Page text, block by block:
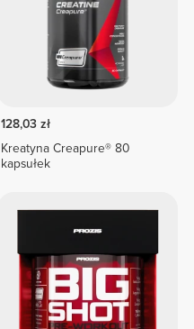
128,03 zł
Kreatyna Creapure® 80
kapsułek